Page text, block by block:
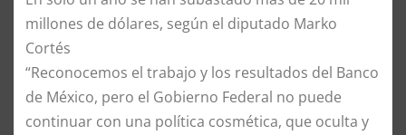
millones de dólares, según el diputado Marko
Cortés
“Reconocemos el trabajo y los resultados del Banco
de México, pero el Gobierno Federal no puede
continuar con una política cosmética, que oculta y